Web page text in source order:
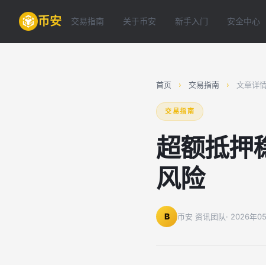
币安 交易指南 关于币安 新手入门 安全中心
首页 › 交易指南 › 文章详
交易指南
超额抵押
风险
B 币安 资讯团队· 2026年